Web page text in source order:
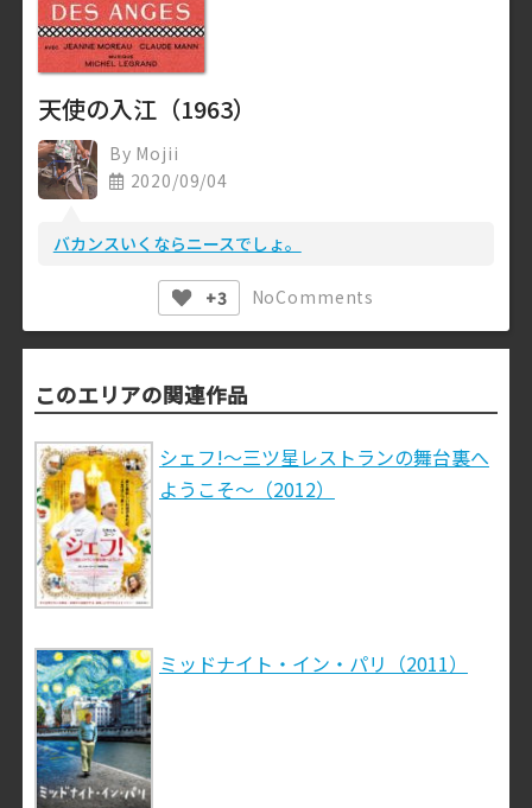
天使の入江（1963）
By Mojii
2020/09/04
バカンスいくならニースでしょ。
+3 NoComments
このエリアの関連作品
シェフ!～三ツ星レストランの舞台裏へ
ようこそ～（2012）
ミッドナイト・イン・パリ（2011）